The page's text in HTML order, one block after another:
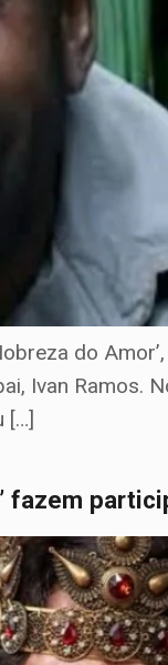
do
Ivan Ramos.
[…]
fazem